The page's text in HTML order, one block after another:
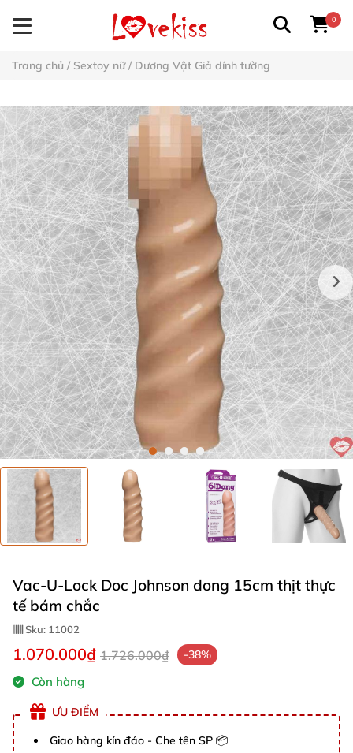
0
Trang chủ / Sextoy nữ/ Dương Vật Giả dính tường
Vac-U-Lock Doc Johnson dong 15cm thịt thực
tế bám chắc
Sku: 11002
1.070.000₫ 1.726.000₫ -38%
Còn hàng
ƯU ĐIỂM
Giao hàng kín đáo - Che tên SP 📦